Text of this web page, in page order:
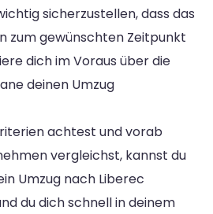
sicherzustellen, dass das
zum gewünschten Zeitpunkt
dich im Voraus über die
deinen Umzug
achtest und vorab
vergleichst, kannst du
Umzug nach Liberec
du dich schnell in deinem